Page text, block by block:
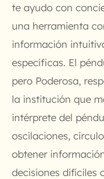
te ayudo con
una herramienta
información
específicas. El
pero Poderosa,
la institución que
intérprete del
oscilaciones,
obtener
decisiones difíciles